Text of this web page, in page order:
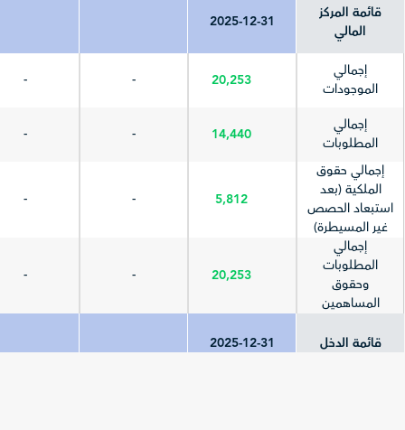
قائمة المركز
المالي
2025-12-31
إجمالي
الموجودات
20,253
-
-
إجمالي
المطلوبات
14,440
-
-
إجمالي حقوق
الملكية (بعد
استبعاد الحصص
غير المسيطرة)
5,812
-
-
إجمالي
المطلوبات
وحقوق
المساهمين
20,253
-
-
قائمة الدخل 2025-12-31